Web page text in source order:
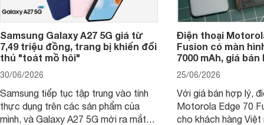
Samsung Galaxy A27 5G giá từ
7,49 triệu đồng, trang bị khiến đối
thủ "toát mồ hôi"
30/06/2026
Samsung tiếp tục tập trung vào tính
thực dụng trên các sản phẩm của
mình, và Galaxy A27 5G mới ra mắt
Điện thoại
Fusion có màn
7000 mAh, giá
25/06/2026
Với giá bán hợp lý,
Motorola Edge 70
cho khách hàng Việt